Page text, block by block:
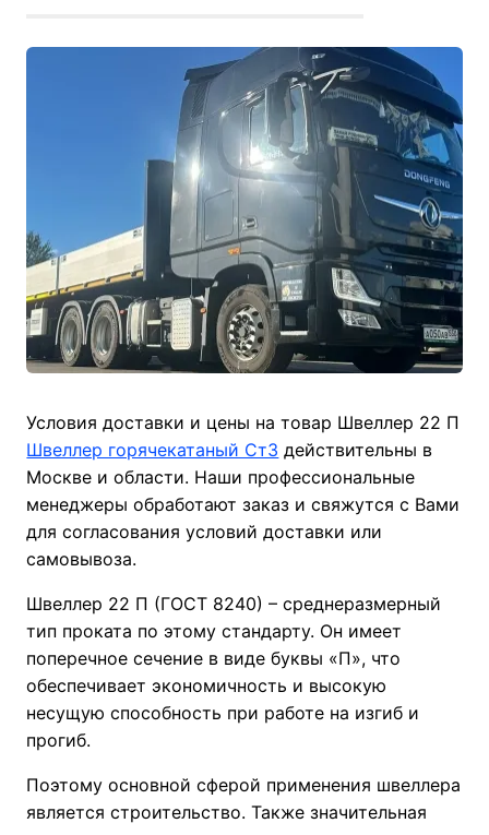
Условия доставки и цены на товар Швеллер 22 П
Швеллер горячекатаный Ст3 действительны в
Москве и области. Наши профессиональные
менеджеры обработают заказ и свяжутся с Вами
для согласования условий доставки или
самовывоза.
Швеллер 22 П (ГОСТ 8240) – среднеразмерный
тип проката по этому стандарту. Он имеет
поперечное сечение в виде буквы «П», что
обеспечивает экономичность и высокую
несущую способность при работе на изгиб и
прогиб.
Поэтому основной сферой применения швеллера
является строительство. Также значительная